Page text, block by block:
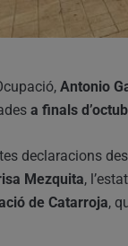
Antonio
a finals
declaracions
Mezquita,
de Catarroja,